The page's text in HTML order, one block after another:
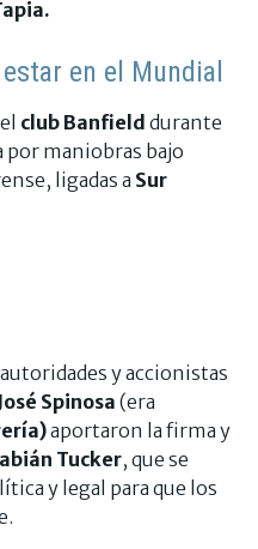
en el Mundial
club Banfield durante
por maniobras bajo
ligadas a Sur
y accionistas
Spinosa(era
aportaron la firma y
Tucker, que se
y legal para que los